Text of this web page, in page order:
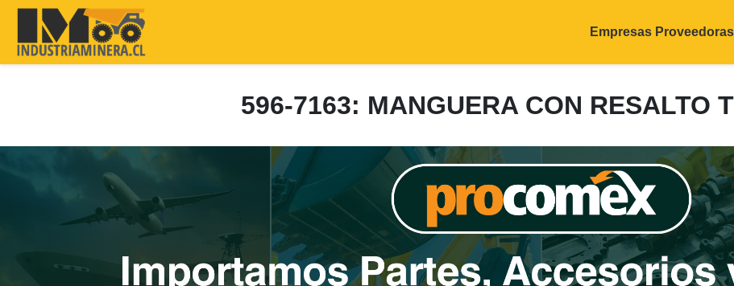
Empresas Proveedoras
596-7163: MANGUERA CON RESALTO